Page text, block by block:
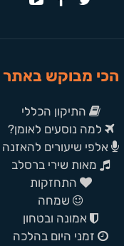
הכי מבוקש באתר
התיקון הכללי
למה נוסעים לאומן?
אלפי שיעורים להאזנה
מאות שירי ברסלב
התחזקות
שמחה
אמונה ובטחון
זמני היום בהלכה